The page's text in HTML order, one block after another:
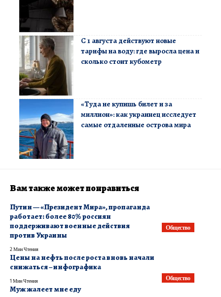
С 1 августа действуют новые
тарифы на воду: где выросла цена и
сколько стоит кубометр
«Туда не купишь билет и за
миллион»: как украинец исследует
самые отдаленные острова мира
Вам также может понравиться
Общество
Путин — «Президент Мира», пропаганда
работает: более 80% россиян
поддерживают военные действия
против Украины
2 Мин Чтения
Общество
Цены на нефть после роста вновь начали
снижаться – инфографика
1 Мин Чтения
Муж жалеет мне еду